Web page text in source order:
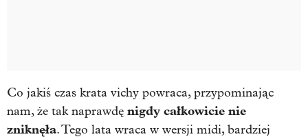
Co jakiś czas krata vichy powraca, przypominając
nam, że tak naprawdę nigdy całkowicie nie
zniknęła. Tego lata wraca w wersji midi, bardziej